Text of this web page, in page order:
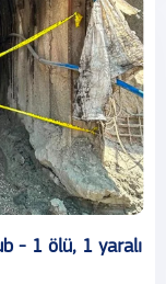
- 1 ölü, 1 yaralı